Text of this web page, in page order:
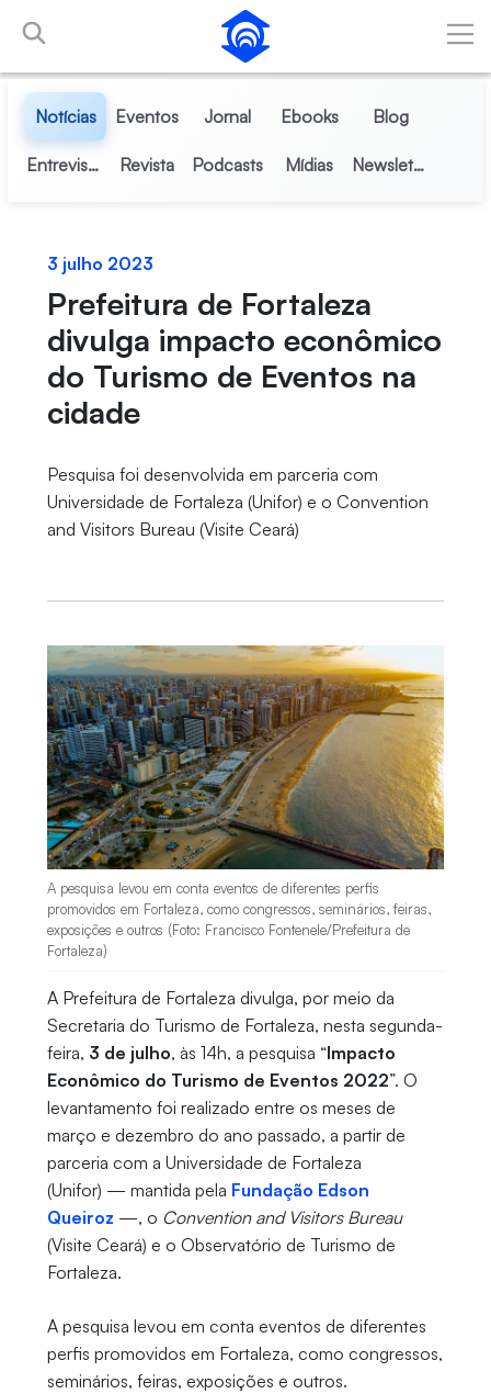
Pular para o Conteúdo principal
Notícias Eventos Jornal Ebooks Blog
Entrevistas Revista Podcasts Mídias Newsletter
3 julho 2023
Prefeitura de Fortaleza
divulga impacto econômico
do Turismo de Eventos na
cidade
Pesquisa foi desenvolvida em parceria com
Universidade de Fortaleza (Unifor) e o Convention
and Visitors Bureau (Visite Ceará)
A pesquisa levou em conta eventos de diferentes perfis
promovidos em Fortaleza, como congressos, seminários, feiras,
exposições e outros (Foto: Francisco Fontenele/Prefeitura de
Fortaleza)
A Prefeitura de Fortaleza divulga, por meio da
Secretaria do Turismo de Fortaleza, nesta segunda-
feira, 3 de julho, às 14h, a pesquisa “Impacto
Econômico do Turismo de Eventos 2022”. O
levantamento foi realizado entre os meses de
março e dezembro do ano passado, a partir de
parceria com a Universidade de Fortaleza
(Unifor) — mantida pela Fundação Edson
Queiroz —, o Convention and Visitors Bureau
(Visite Ceará) e o Observatório de Turismo de
Fortaleza.
A pesquisa levou em conta eventos de diferentes
perfis promovidos em Fortaleza, como congressos,
seminários, feiras, exposições e outros.